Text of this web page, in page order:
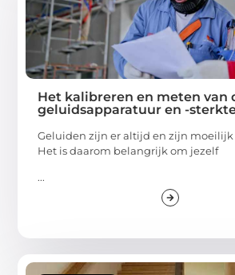
Het kalibreren en meten van
geluidsapparatuur en -
Geluiden zijn er altijd en zijn
Het is daarom belangrijk om jezelf
...